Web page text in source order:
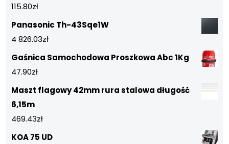
115.80zł
Panasonic Th-43Sqe1W
4 826.03zł
Gaśnica Samochodowa Proszkowa Abc 1Kg
47.90zł
Maszt flagowy 42mm rura stalowa długość
6,15m
469.43zł
KOA 75 UD